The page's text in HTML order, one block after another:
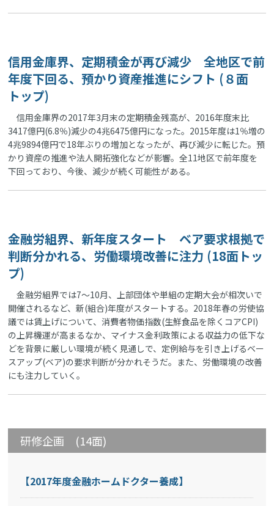
信用金庫界、定期積金が再び減少 全地区で前
年度下回る、預かり資産推進にシフト (８面
トップ)
信用金庫界の2017年3月末の定期積金残高が、2016年度末比
3417億円(6.8％)減少の4兆6475億円になった。2015年度は1％増の
4兆9894億円で18年ぶりの増加となったが、再び減少に転じた。預
かり資産の推進や法人開拓強化などが影響。全11地区で前年度を
下回っており、今後、減少が続く可能性がある。
金融労組界、新年度スタート ベア要求根拠で
判断分かれる、労働環境改善に注力 (18面トッ
プ)
金融労組界では7～10月、上部団体や単組の定期大会が相次いで
開催されるなど、新(組合)年度がスタートする。2018年春の労使協
議では賃上げについて、消費者物価指数(生鮮食品を除くコアCPI)
の上昇機運が高まるなか、マイナス金利政策による収益力の低下な
どを背景に厳しい環境が続く見通しで、定例給与を引き上げるベー
スアップ(ベア)の要求判断が分かれそうだ。また、労働環境の改善
にも注力していく。
研修企画 (14面)
【2017年度金融ホームドクター養成】